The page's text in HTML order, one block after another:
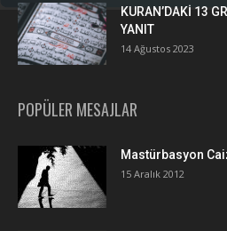
KURAN’DAKİ 13
YANIT
14 Ağustos 2023
POPÜLER MESAJLAR
Mastürbasyon
15 Aralık 2012